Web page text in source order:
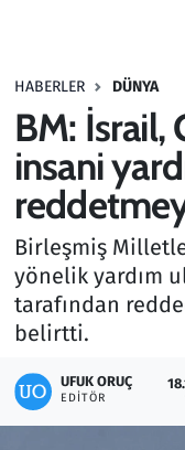
HABERLER DÜNYA
BM: İsrail,
insani
Birleşmiş
yönelik yardım
tarafından
belirtti.
UFUK ORUÇ
EDITÖR
Haber
Kültür Sanat
Kurumsal
Lezzet Durağı
Memur ve
Otomobil
Oyun